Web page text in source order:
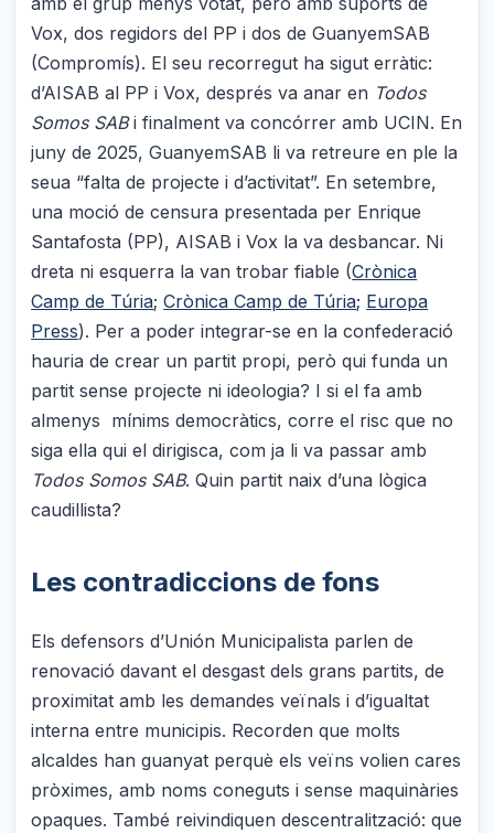
Vox, dos regidors del PP i dos de GuanyemSAB
(Compromís). El seu recorregut ha sigut erràtic:
d’AISAB al PP i Vox, després va anar en Todos
Somos SABi finalment va concórrer amb UCIN. En
juny de 2025, GuanyemSAB li va retreure en ple la
seua “falta de projecte i d’activitat”. En setembre,
una moció de censura presentada per Enrique
Santafosta (PP), AISAB i Vox la va desbancar. Ni
dreta ni esquerra la van trobar fiable (Crònica
Camp de Túria;Crònica Camp de Túria; Europa
Press). Per a poder integrar-se en la confederació
hauria de crear un partit propi, però qui funda un
partit sense projecte ni ideologia? I si el fa amb
almenys mínims democràtics, corre el risc que no
siga ella qui el dirigisca, com ja li va passar amb
Todos Somos SAB. Quin partit naix d’una lògica
caudillista?
Les contradiccions de fons
Els defensors d’Unión Municipalista parlen de
renovació davant el desgast dels grans partits, de
proximitat amb les demandes veïnals i d’igualtat
interna entre municipis. Recorden que molts
alcaldes han guanyat perquè els veïns volien cares
pròximes, amb noms coneguts i sense maquinàries
opaques. També reivindiquen descentralització: que